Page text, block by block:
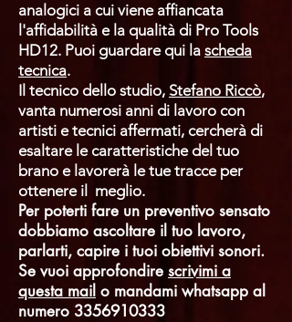
analogici a cui viene affiancata
l'affidabilità e la qualità di Pro Tools
HD12. Puoi guardare qui la scheda
tecnica.
Il tecnico dello studio, Stefano Riccò,
vanta numerosi anni di lavoro con
artisti e tecnici affermati, cercherà di
esaltare le caratteristiche del tuo
brano e lavorerà le tue tracce per
ottenere il meglio.
Per poterti fare un preventivo sensato
dobbiamo ascoltare il tuo lavoro,
parlarti, capire i tuoi obiettivi sonori.
Se vuoi approfondire scrivimi a
questa mail o mandami whatsapp al
numero 3356910333